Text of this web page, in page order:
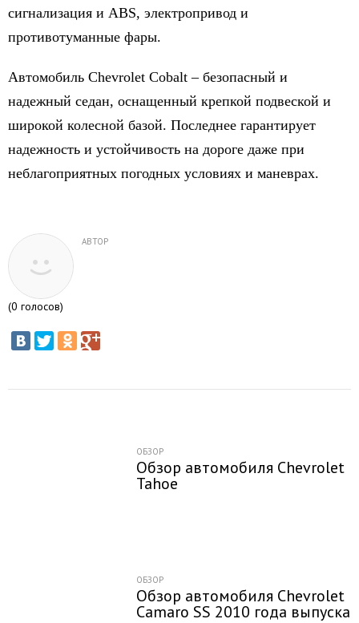
сигнализация и ABS, электропривод и
противотуманные фары.
Автомобиль Chevrolet Cobalt – безопасный и
надежный седан, оснащенный крепкой подвеской и
широкой колесной базой. Последнее гарантирует
надежность и устойчивость на дороге даже при
неблагоприятных погодных условиях и маневрах.
АВТОР
(0 голосов)
ОБЗОР
Обзор автомобиля Chevrolet
Tahoe
ОБЗОР
Обзор автомобиля Chevrolet
Camaro SS 2010 года выпуска